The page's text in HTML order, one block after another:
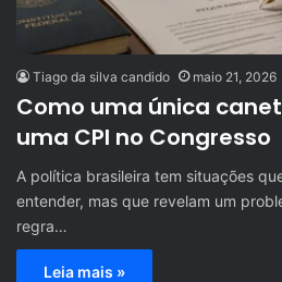
Tiago da silva candido maio 21, 2026
Como uma única
uma CPI no Congresso
A política brasileira tem situações
entender, mas que revelam um
regra…
Leia mais »